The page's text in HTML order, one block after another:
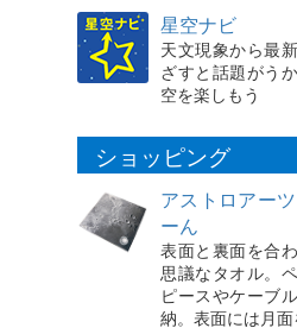
星空ナビ
天文現象から最
ざすと話題がう
空を楽しもう
ショッピング
アストロアー
ーん
表面と裏面を合
思議なタオル。
ピースやケーブ
納。表面には月面